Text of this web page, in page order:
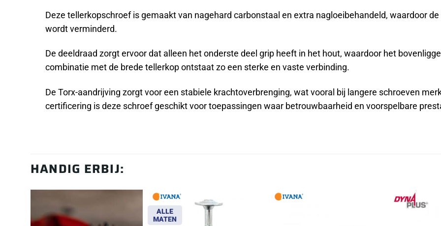
Deze tellerkopschroef is gemaakt van nagehard carbonstaal en extra nagloeibehandeld, waardoor
wordt verminderd.
De deeldraad zorgt ervoor dat alleen het onderste deel grip heeft in het hout, waardoor het
combinatie met de brede tellerkop ontstaat zo een sterke en vaste verbinding.
De Torx-aandrijving zorgt voor een stabiele krachtoverbrenging, wat vooral bij langere schroeven
certificering is deze schroef geschikt voor toepassingen waar betrouwbaarheid en voorspelbare
HANDIG ERBIJ:
ALLE
MATEN